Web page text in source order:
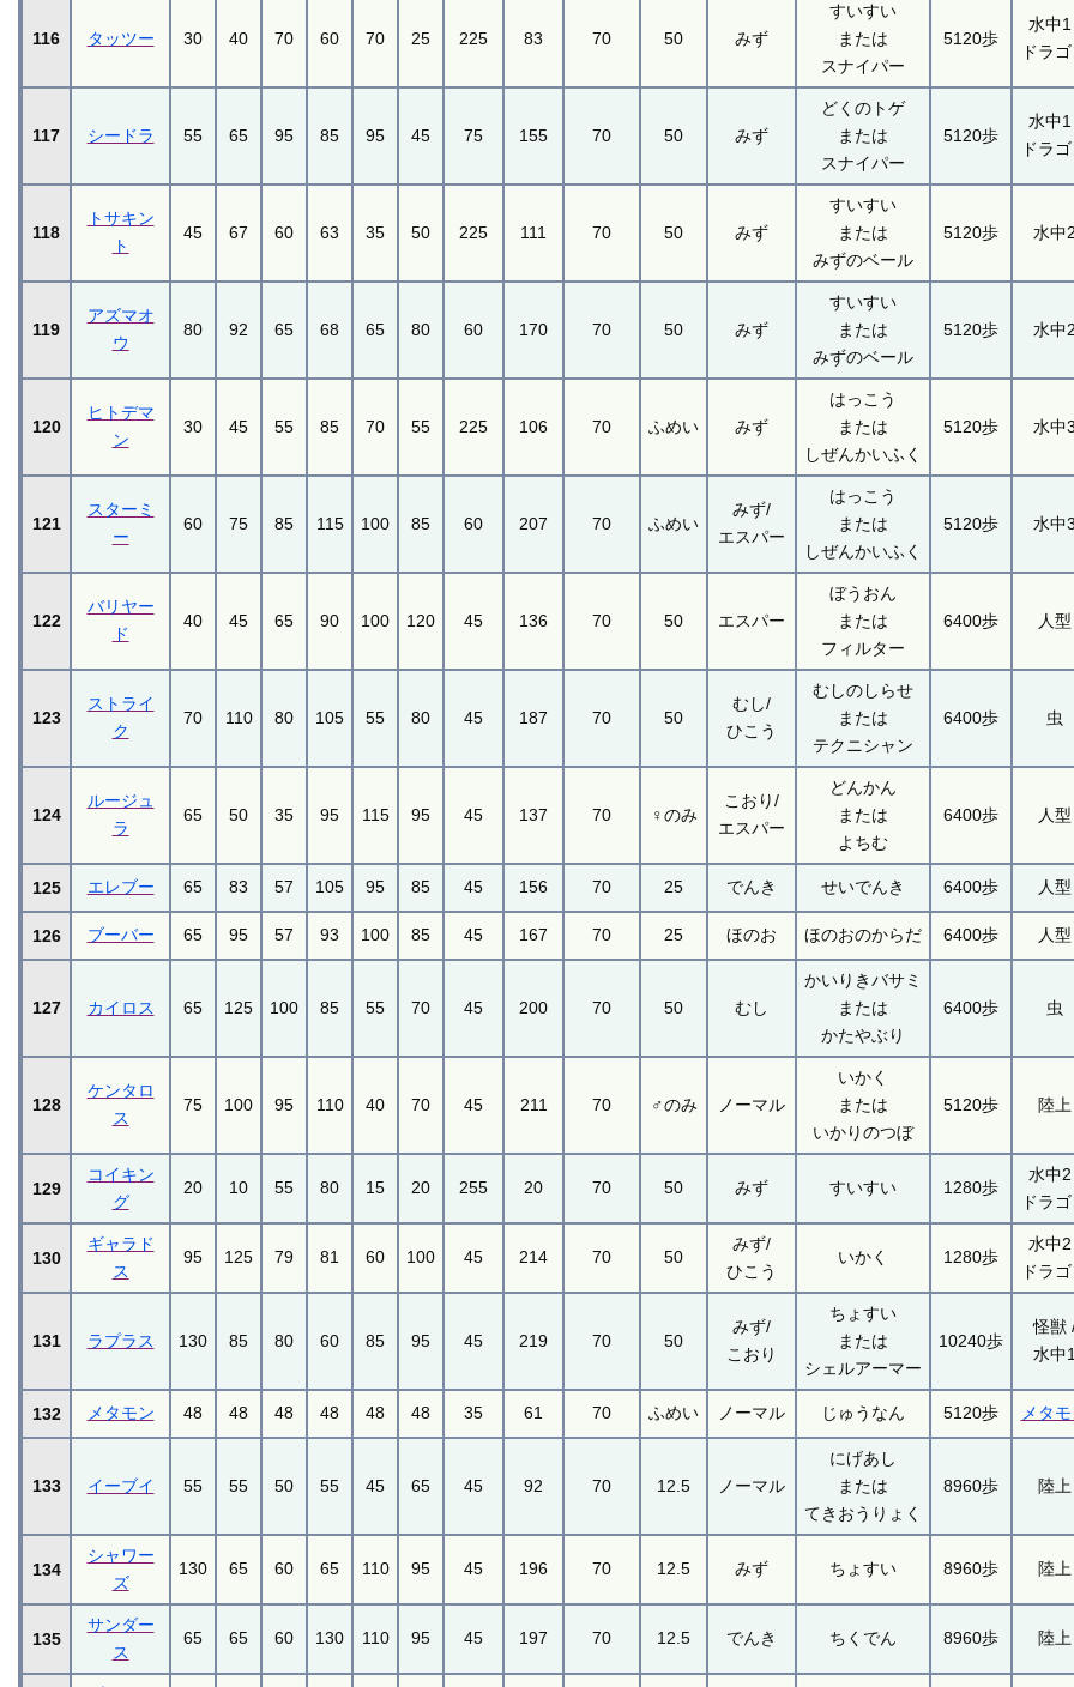
116 タッツー 30 40 70 60 70 25 225 83 70 50 みず
すいすい
または
スナイパー
5120歩
水中
ドラ
117 シードラ 55 65 95 85 95 45 75 155 70 50 みず
どくのトゲ
または
スナイパー
5120歩
水中
ドラ
118
トサキン
ト
45 67 60 63 35 50 225 111 70 50 みず
すいすい
または
みずのベール
5120歩 水中2
119
アズマオ
ウ
80 92 65 68 65 80 60 170 70 50 みず
すいすい
または
みずのベール
5120歩 水中2
120
ヒトデマ
ン
30 45 55 85 70 55 225 106 70 ふめい みず
はっこう
または
しぜんかいふく
5120歩 水中3
121
スターミ
ー
60 75 85 115 100 85 60 207 70 ふめい
みず/
エスパー
はっこう
または
しぜんかいふく
5120歩 水中3
122
バリヤー
ド
40 45 65 90 100 120 45 136 70 50 エスパー
ぼうおん
または
フィルター
6400歩 人型
123
ストライ
ク
70 110 80 105 55 80 45 187 70 50
むし/
ひこう
むしのしらせ
または
テクニシャン
6400歩 虫
124
ルージュ
ラ
65 50 35 95 115 95 45 137 70 ♀のみ
こおり/
エスパー
どんかん
または
よちむ
6400歩 人型
125 エレブー 65 83 57 105 95 85 45 156 70 25 でんき せいでんき 6400歩 人型
126 ブーバー 65 95 57 93 100 85 45 167 70 25 ほのお ほのおのからだ 6400歩 人型
127 カイロス 65 125 100 85 55 70 45 200 70 50 むし
かいりきバサミ
または
かたやぶり
6400歩 虫
128
ケンタロ
ス
75 100 95 110 40 70 45 211 70 ♂のみ ノーマル
いかく
または
いかりのつぼ
5120歩 陸上
129
コイキン
グ
20 10 55 80 15 20 255 20 70 50 みず すいすい 1280歩
水中
ドラ
130
ギャラド
ス
95 125 79 81 60 100 45 214 70 50
みず/
ひこう
いかく 1280歩
水中
ドラ
131 ラプラス 130 85 80 60 85 95 45 219 70 50
みず/
こおり
ちょすい
または
シェルアーマー
10240歩
怪獣
水中
132 メタモン 48 48 48 48 48 48 35 61 70 ふめい ノーマル じゅうなん 5120歩 メタ
133 イーブイ 55 55 50 55 45 65 45 92 70 12.5 ノーマル
にげあし
または
てきおうりょく
8960歩 陸上
134
シャワー
ズ
130 65 60 65 110 95 45 196 70 12.5 みず ちょすい 8960歩 陸上
135
サンダー
ス
65 65 60 130 110 95 45 197 70 12.5 でんき ちくでん 8960歩 陸上